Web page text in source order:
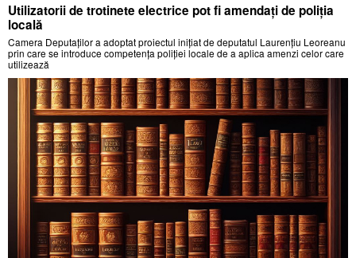
Utilizatorii de trotinete electrice pot fi amendați de poliția
locală
Camera Deputaților a adoptat proiectul inițiat de deputatul Laurențiu Leoreanu
prin care se introduce competența poliției locale de a aplica amenzi celor care
utilizează